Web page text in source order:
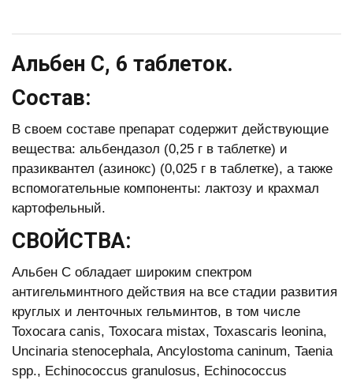
Альбен С, 6 таблеток.
Состав:
В своем составе препарат содержит действующие
вещества: альбендазол (0,25 г в таблетке) и
празиквантел (азинокс) (0,025 г в таблетке), а также
вспомогательные компоненты: лактозу и крахмал
картофельный.
СВОЙСТВА:
Альбен С обладает широким спектром
антигельминтного действия на все стадии развития
круглых и ленточных гельминтов, в том числе
Toxocara canis, Toxocara mistax, Toxascaris leonina,
Uncinaria stenoceрhala, Ancylostoma caninum, Taenia
sрр., Echinococcus granulosus, Echinococcus